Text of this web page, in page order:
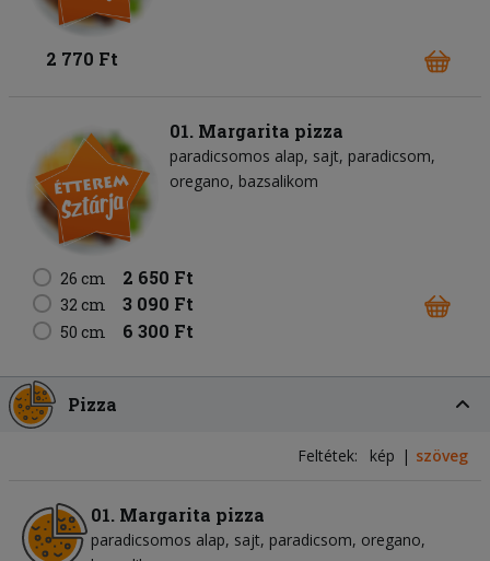
2 770 Ft
01. Margarita pizza
paradicsomos alap sajt paradicsom
oregano bazsalikom
26 cm 2 650 Ft
32 cm 3 090 Ft
50 cm 6 300 Ft
Pizza
Feltétek: kép szöveg
01. Margarita pizza
paradicsomos alap sajt paradicsom oregano